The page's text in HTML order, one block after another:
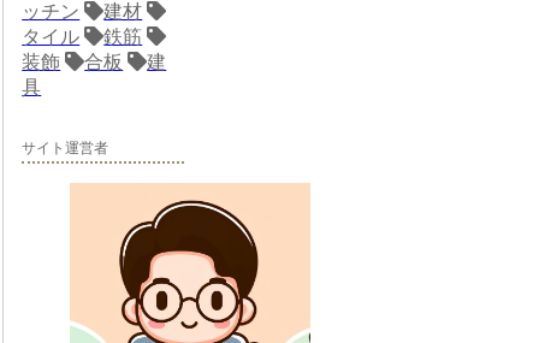
ッチン
建材
タイル
鉄筋
装飾
合板
建
具
サイト運営者